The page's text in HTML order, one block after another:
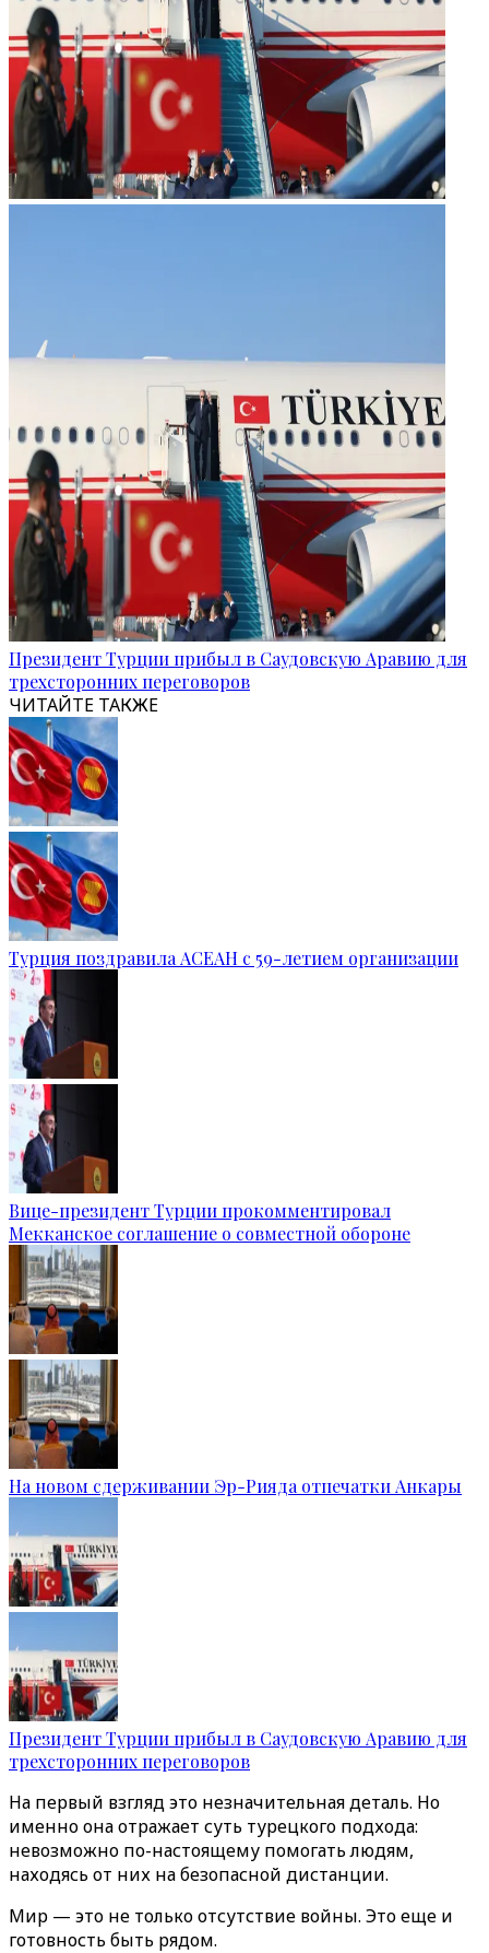
Президент Турции прибыл в Саудовскую Аравию для
трехсторонних переговоров
ЧИТАЙТЕ ТАКЖЕ
Турция поздравила АСЕАН с 59-летием организации
Вице-президент Турции прокомментировал
Мекканское соглашение о совместной обороне
На новом сдерживании Эр-Рияда отпечатки Анкары
Президент Турции прибыл в Саудовскую Аравию для
трехсторонних переговоров
На первый взгляд это незначительная деталь. Но
именно она отражает суть турецкого подхода:
невозможно по-настоящему помогать людям,
находясь от них на безопасной дистанции.
Мир — это не только отсутствие войны. Это еще и
готовность быть рядом.